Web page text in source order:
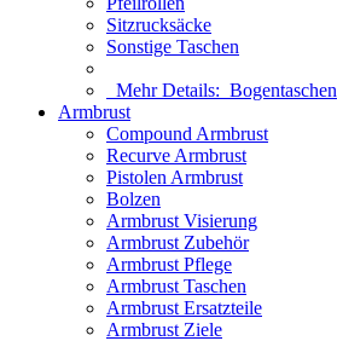
Sitzrucksäcke
Sonstige Taschen
Mehr Details: Bogentaschen
Armbrust
Compound Armbrust
Recurve Armbrust
Pistolen Armbrust
Bolzen
Armbrust Visierung
Armbrust Zubehör
Armbrust Pflege
Armbrust Taschen
Armbrust Ersatzteile
Armbrust Ziele